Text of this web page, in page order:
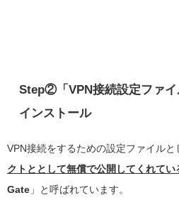
Step②「VPN接続設定ファ
インストール
VPN接続をするための設定ファイルと
クトととして無償で公開してくれてい
Gate 」と呼ばれています。